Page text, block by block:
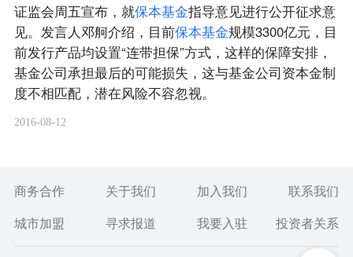
证监会周五宣布，就保本基金指导意见进行公开征求意
见。发言人邓舸介绍，目前保本基金规模3300亿元，目
前发行产品均设置“连带担保”方式，这样的保障安排，
基金公司承担最后的可能损失，这与基金公司资本金制
度不相匹配，潜在风险不容忽视。
2016-08-12
商务合作 关于我们 加入我们
联系我们
城市加盟
寻求报道 我要入驻 投资者关系